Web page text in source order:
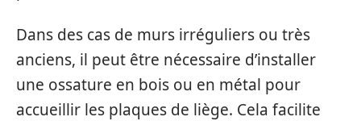
Dans des cas de murs irréguliers ou très
anciens, il peut être nécessaire d’installer
une ossature en bois ou en métal pour
accueillir les plaques de liège. Cela facilite